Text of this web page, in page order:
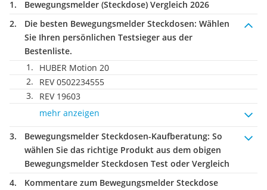
Bewegungsmelder (Steckdose) Vergleich 2026
Die besten Bewegungsmelder Steckdosen: Wählen
Sie Ihren persönlichen Testsieger aus der
Bestenliste.
HUBER Motion 20
REV 0502234555
REV 19603
mehr anzeigen
Bewegungsmelder Steckdosen-Kaufberatung: So
wählen Sie das richtige Produkt aus dem obigen
Bewegungsmelder Steckdosen Test oder Vergleich
Kommentare zum Bewegungsmelder Steckdose